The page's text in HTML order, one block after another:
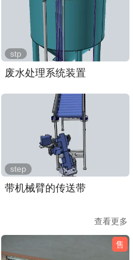
废水处理系统装置
stp
带机械臂的传送带
step
查看更多
售